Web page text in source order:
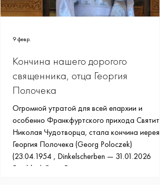
Кончина нашего дорогого
священника, отца Георгия
Полочека
Огромной утратой для всей епархии и
особенно Франкфуртского прихода
Николая Чудотворца, стала кончина иерея
Георгия Полочека (Georg Poloczek)
(23.04.1954 , Dinkelscherben — 31.01.2026
Frankfurt) Отец Георгий родился и вырос в
9 февр.